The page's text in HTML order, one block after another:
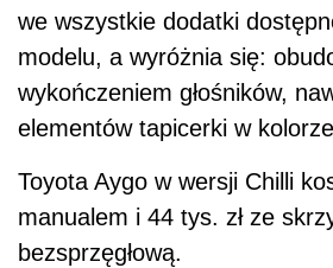
we wszystkie dodatki
modelu, a wyróżnia się:
wykończeniem głośników,
elementów tapicerki w kolorze
Toyota Aygo w wersji Chilli
manualem i 44 tys. zł ze
bezsprzęgłową.